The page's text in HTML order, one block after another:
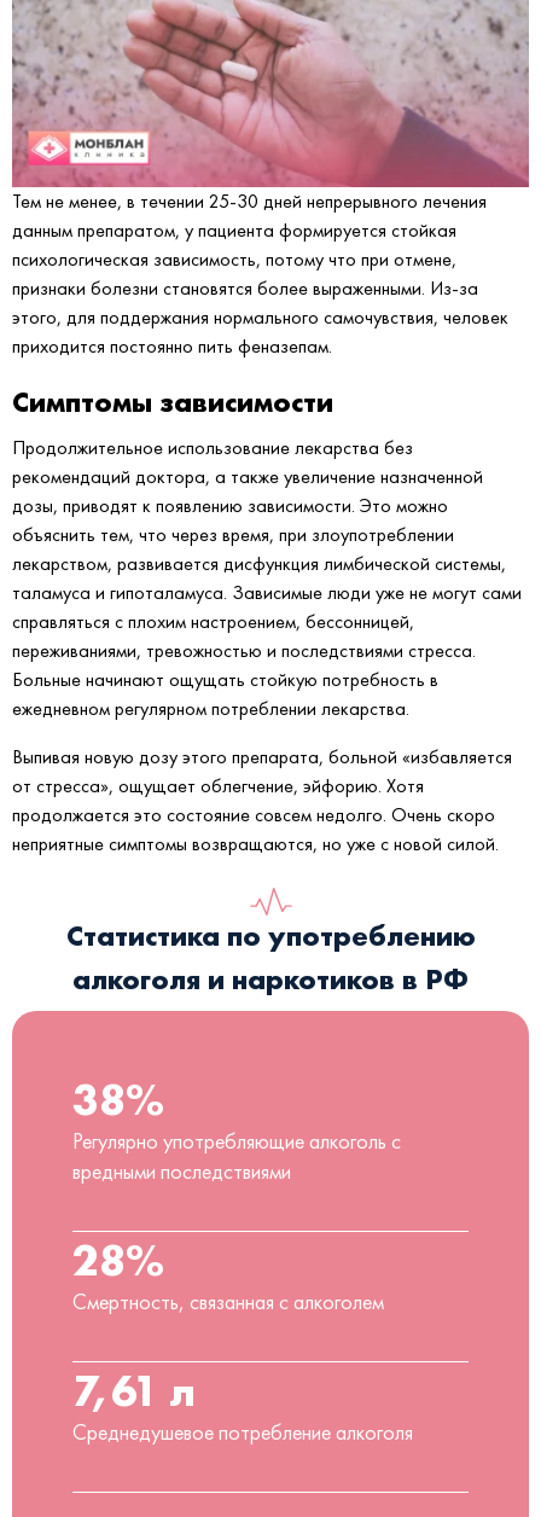
Тем не менее, в течении 25-30 дней непрерывного лечения
данным препаратом, у пациента формируется стойкая
психологическая зависимость, потому что при отмене,
признаки болезни становятся более выраженными. Из-за
этого, для поддержания нормального самочувствия, человек
приходится постоянно пить феназепам.
Симптомы зависимости
Продолжительное использование лекарства без
рекомендаций доктора, а также увеличение назначенной
дозы, приводят к появлению зависимости. Это можно
объяснить тем, что через время, при злоупотреблении
лекарством, развивается дисфункция лимбической системы,
таламуса и гипоталамуса. Зависимые люди уже не могут сами
справляться с плохим настроением, бессонницей,
переживаниями, тревожностью и последствиями стресса.
Больные начинают ощущать стойкую потребность в
ежедневном регулярном потреблении лекарства.
Выпивая новую дозу этого препарата, больной «избавляется
от стресса», ощущает облегчение, эйфорию. Хотя
продолжается это состояние совсем недолго. Очень скоро
неприятные симптомы возвращаются, но уже с новой силой.
Статистика по употреблению
алкоголя и наркотиков в РФ
38%
Регулярно употребляющие алкоголь с
вредными последствиями
28%
Смертность, связанная с алкоголем
7,61 л
Среднедушевое потребление алкоголя